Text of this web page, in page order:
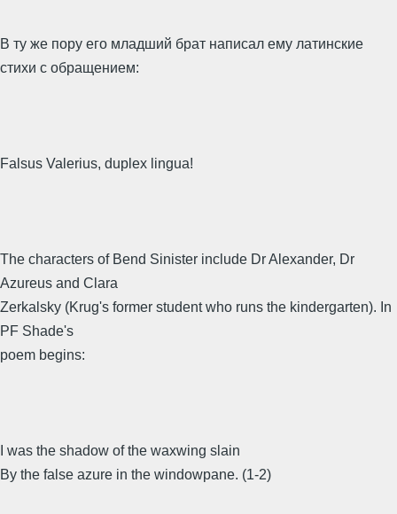
В ту же пору его младший брат написал ему латинские
стихи с обращением:
Falsus Valerius, duplex lingua!
The characters of Bend Sinister include Dr Alexander, Dr
Azureus and Clara
Zerkalsky (Krug's former student who runs the kindergarten). In
PF Shade's
poem begins:
I was the shadow of the waxwing slain
By the false azure in the windowpane. (1-2)